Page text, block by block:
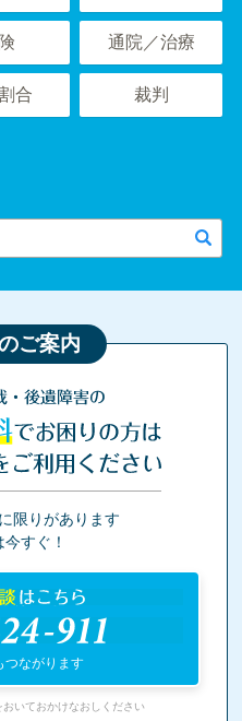
通院／治療
合 裁判
ご案内
・後遺障害の
でお困りの方は
ご利用ください
限りがあります
すぐ！
はこちら
911
つながります
いておかけなおしください